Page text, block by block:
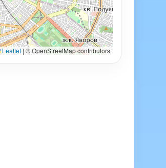
Leaflet | © OpenStreetMap contributors